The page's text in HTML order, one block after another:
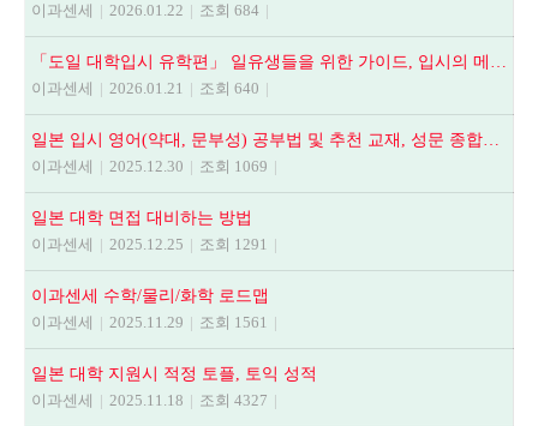
이과센세
| 2026.01.22 | 조회 684 |
「도일 대학입시 유학편」 일유생들을 위한 가이드, 입시의 메뉴얼
이과센세
| 2026.01.21 | 조회 640 |
일본 입시 영어(약대, 문부성) 공부법 및 추천 교재, 성문 종합영어, NEXT STAGE, 全解說頻出英文法.語法問題1000
이과센세
| 2025.12.30 | 조회 1069 |
일본 대학 면접 대비하는 방법
이과센세
| 2025.12.25 | 조회 1291 |
이과센세 수학/물리/화학 로드맵
이과센세
| 2025.11.29 | 조회 1561 |
일본 대학 지원시 적정 토플, 토익 성적
이과센세
| 2025.11.18 | 조회 4327 |